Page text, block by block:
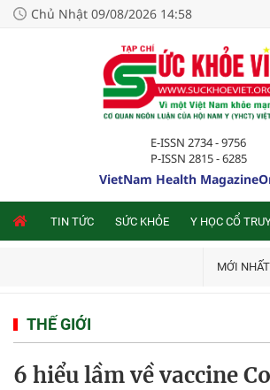
Chủ Nhật 09/08/2026 14:58
E-ISSN 2734 - 9756
P-ISSN 2815 - 6285
VietNam Health
TIN TỨC SỨC KHỎE Y HỌC CỔ
MỚI NHẤT
THẾ GIỚI
6 hiểu lầm về vaccine